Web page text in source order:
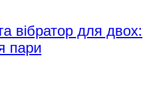
вібратор для двох:
пари